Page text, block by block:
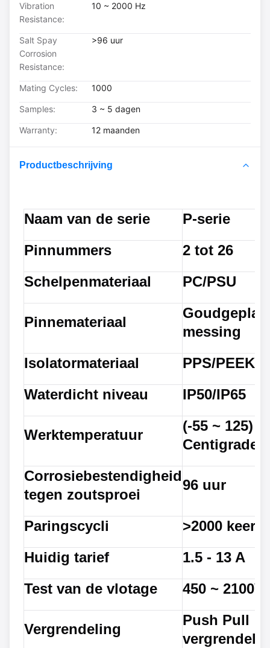
Vibration
Resistance:
10 ~ 2000 Hz
Salt Spay
Corrosion
Resistance:
>96 uur
Mating Cycles: 1000
Samples: 3 ~ 5 dagen
Warranty: 12 maanden
Productbeschrijving
Naam van de serie
P-serie
Pinnummers
2 tot 26
Schelpenmateriaal
PC/PSU
Pinnemateriaal
messing
Isolatormateriaal
PPS/PEEK
Waterdicht niveau
IP50/IP65
Werktemperatuur
(-55 ~ 125)
Centigrade
Corrosiebestendigheid
tegen zoutsproei
96 uur
Paringscycli
>2000 keer
Huidig tarief
1.5 - 13 A
Test van de vlotage
450 ~ 2100V
Vergrendeling
Push Pull